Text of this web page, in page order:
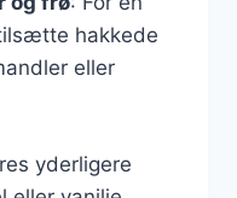
hakkede
eller
yderligere